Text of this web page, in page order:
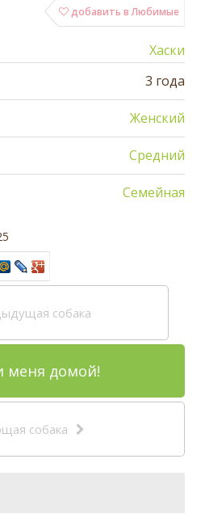
добавить в Любимые
Хаски
3 года
Женский
Средний
Семейная
собака
меня домой!
собака